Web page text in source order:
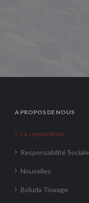
A PROPOS DE NOUS
La corporation
Responsabilité Sociale
Nouvelles
Boluda Towage